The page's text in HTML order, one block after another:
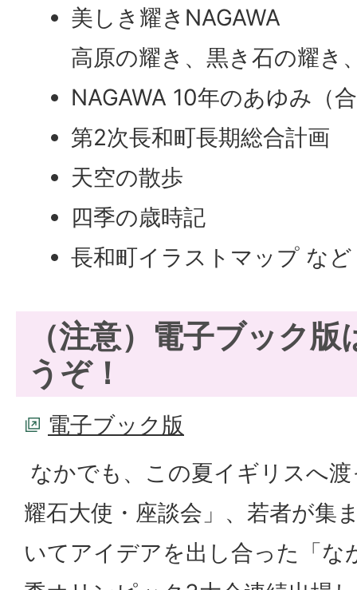
美しき耀きNAGAWA
高原の耀き、黒き石の耀き
NAGAWA 10年のあゆみ（
第2次長和町長期総合計画
天空の散歩
四季の歳時記
長和町イラストマップ など
（注意）電子ブック
うぞ！
電子ブック版
なかでも、この夏イギリスへ
耀石大使・座談会」、若者が集
いてアイデアを出し合った「な